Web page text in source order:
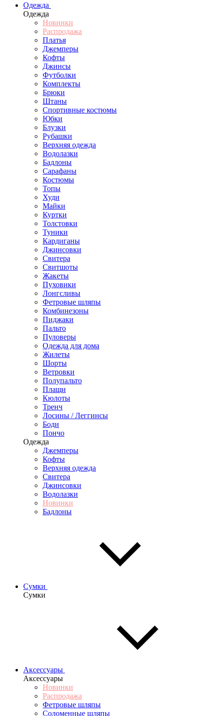
Одежда
Одежда
Новинки
Распродажа
Платья
Джемперы
Кофты
Джинсы
Футболки
Комплекты
Брюки
Штаны
Спортивные костюмы
Юбки
Блузки
Рубашки
Верхняя одежда
Водолазки
Бадлоны
Сарафаны
Костюмы
Топы
Худи
Майки
Куртки
Толстовки
Туники
Кардиганы
Джинсовки
Свитера
Свитшоты
Жакеты
Пуховики
Лонгсливы
Фетровые шляпы
Комбинезоны
Пиджаки
Пальто
Пуловеры
Одежда для дома
Жилеты
Шорты
Ветровки
Полупальто
Плащи
Кюлоты
Тренч
Лосины / Леггинсы
Боди
Пончо
Одежда
Джемперы
Кофты
Верхняя одежда
Свитера
Джинсовки
Водолазки
Новинки
Бадлоны
Сумки
Сумки
Аксессуары
Аксессуары
Новинки
Распродажа
Фетровые шляпы
Соломенные шляпы